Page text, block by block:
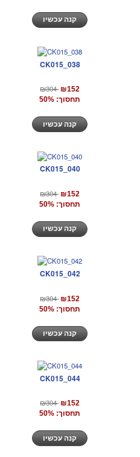
CK015_038
₪304 ₪152
תחסוך: 50%
CK015_040
₪304 ₪152
תחסוך: 50%
CK015_042
₪304 ₪152
תחסוך: 50%
CK015_044
₪304 ₪152
תחסוך: 50%